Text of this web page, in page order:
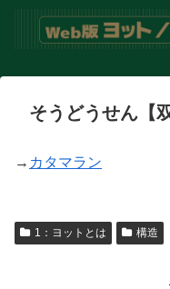
そうどうせん【
→ カタマラン
1：ヨットとは 構造